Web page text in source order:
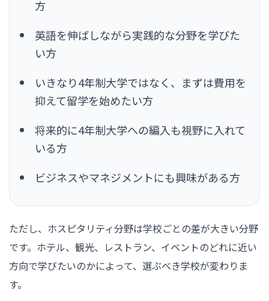
方
英語を伸ばしながら実践的な分野を学びた
い方
いきなり4年制大学ではなく、まずは費用を
抑えて留学を始めたい方
将来的に4年制大学への編入も視野に入れて
いる方
ビジネスやマネジメントにも興味がある方
ただし、ホスピタリティ分野は学校ごとの差が大きい分野
です。ホテル、観光、レストラン、イベントのどれに近い
方向で学びたいのかによって、選ぶべき学校が変わりま
す。